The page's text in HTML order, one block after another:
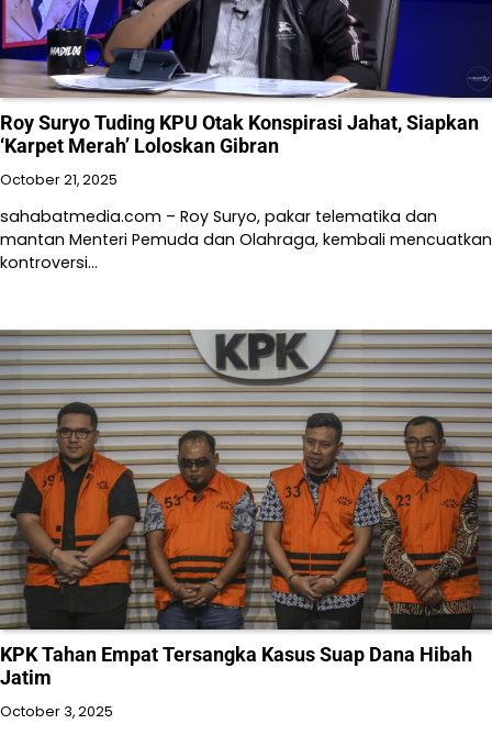
Roy Suryo Tuding KPU Otak Konspirasi Jahat, Siapkan
‘Karpet Merah’ Loloskan Gibran
October 21, 2025
sahabatmedia.com – Roy Suryo, pakar telematika dan
mantan Menteri Pemuda dan Olahraga, kembali mencuatkan
kontroversi…
KPK Tahan Empat Tersangka Kasus Suap Dana Hibah
Jatim
October 3, 2025